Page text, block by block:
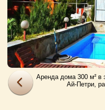
Аренда дома 300 м² в
Ай-Петри,